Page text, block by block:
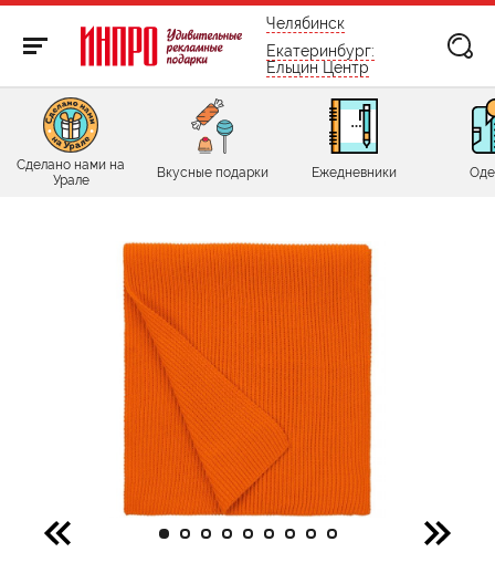
бесплатно по России
Челябинск
Екатеринбург:
Ельцин Центр
Сделано нами на
Урале
Вкусные подарки Ежедневники